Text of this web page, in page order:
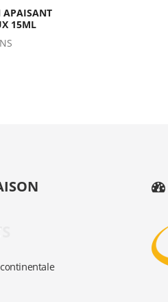
APAISANT
15ML